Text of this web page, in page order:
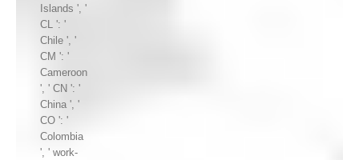
Islands ', '
CL ': '
Chile ', '
CM ': '
Cameroon
', ' CN ': '
China ', '
CO ': '
Colombia
', ' work-